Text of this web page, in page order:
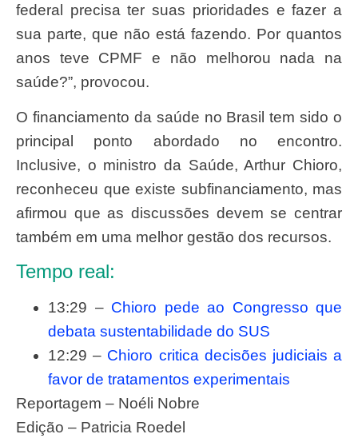
federal precisa ter suas prioridades e fazer a
sua parte, que não está fazendo. Por quantos
anos teve CPMF e não melhorou nada na
saúde?”, provocou.
O financiamento da saúde no Brasil tem sido o
principal ponto abordado no encontro.
Inclusive, o ministro da Saúde, Arthur Chioro,
reconheceu que existe subfinanciamento, mas
afirmou que as discussões devem se centrar
também em uma melhor gestão dos recursos.
Tempo real:
13:29 – Chioro pede ao Congresso que
debata sustentabilidade do SUS
12:29 – Chioro critica decisões judiciais a
favor de tratamentos experimentais
Reportagem – Noéli Nobre
Edição – Patricia Roedel